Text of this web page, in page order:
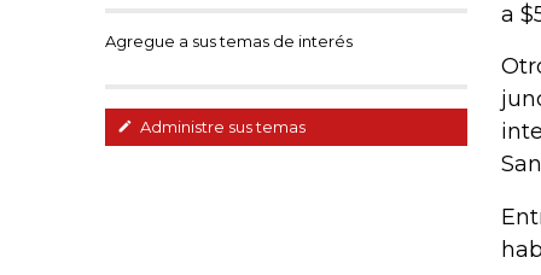
Agregue a sus temas de interés
Administre sus temas
a